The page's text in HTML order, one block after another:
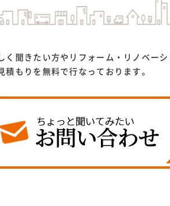
く聞きたい方やリフォーム・リノベー
積もりを無料で行なっております。